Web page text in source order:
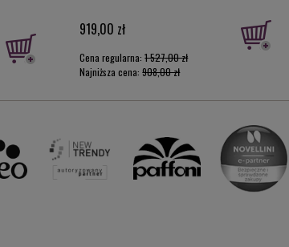
919,00 zł
Cena regularna:1 527,00 zł
Najniższa cena:908,00 zł